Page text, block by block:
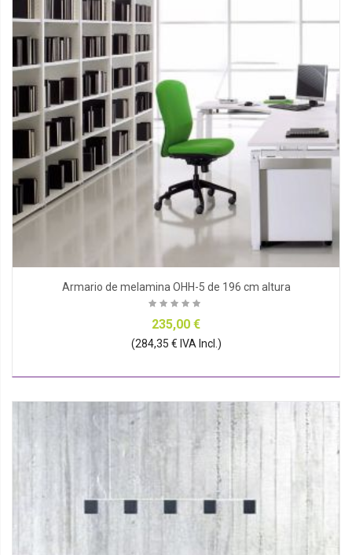
Armario de melamina OHH-5 de 196 cm altura
235,00 €
(284,35 € IVA Incl.)